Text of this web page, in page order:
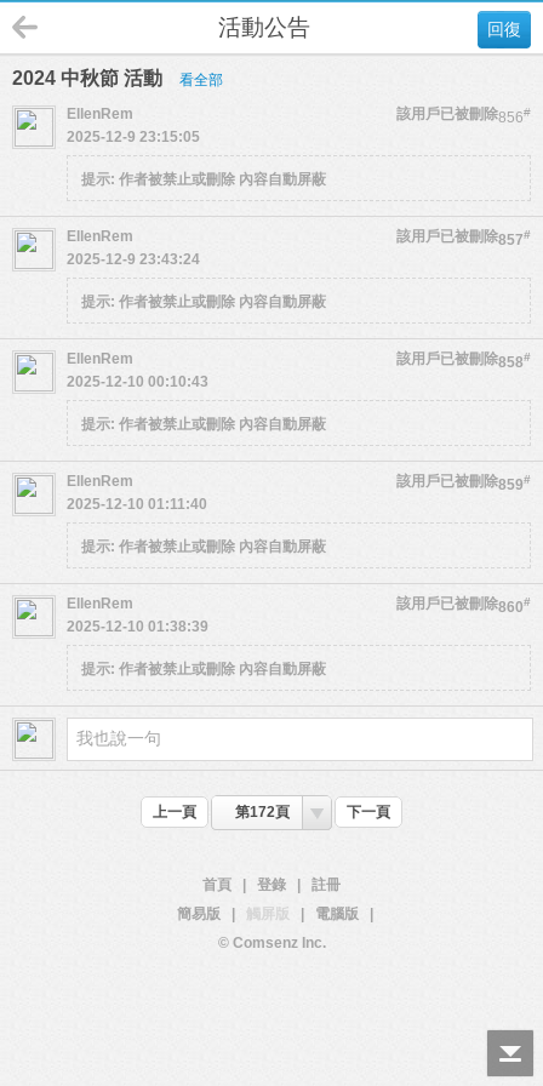
回復
活動公告
2024 中秋節 活動 看全部
856#
EllenRem
該用戶已被刪除
2025-12-9 23:15:05
提示: 作者被禁止或刪除 內容自動屏蔽
857#
EllenRem
該用戶已被刪除
2025-12-9 23:43:24
提示: 作者被禁止或刪除 內容自動屏蔽
858#
EllenRem
該用戶已被刪除
2025-12-10 00:10:43
提示: 作者被禁止或刪除 內容自動屏蔽
859#
EllenRem
該用戶已被刪除
2025-12-10 01:11:40
提示: 作者被禁止或刪除 內容自動屏蔽
860#
EllenRem
該用戶已被刪除
2025-12-10 01:38:39
提示: 作者被禁止或刪除 內容自動屏蔽
上一頁 第172頁 下一頁
首頁 登錄
註冊
簡易版
觸屏版 電腦版
© Comsenz Inc.